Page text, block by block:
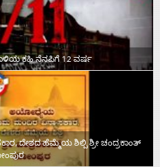
ಕಹಿ ನೆನಪಿಗೆ 12 ವರ್ಷ
ದೇಶದ ಹೆಮ್ಮೆಯ ಶಿಲ್ಪಿ ಶ್ರೀ ಚಂದ್ರಕಾಂತ್‌